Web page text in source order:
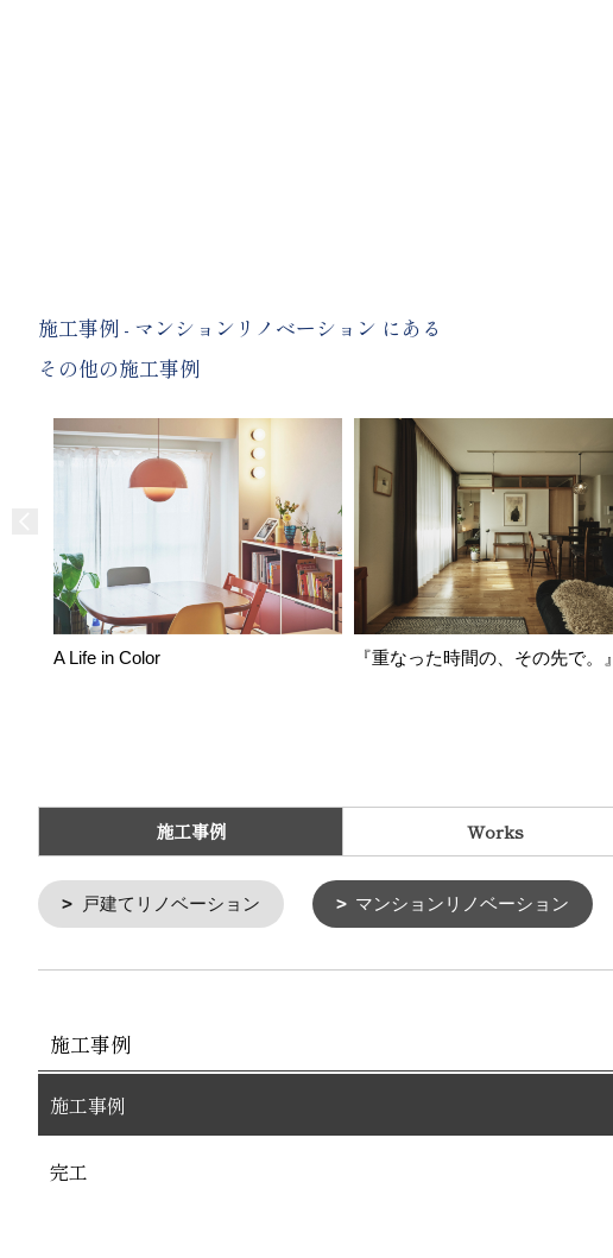
施工事例 - マンションリノベーション にある
その他の施工事例
A Life in Color 『重なった時間の、その先で。』
施工事例 Works
戸建てリノベーション マンションリノベーション
施工事例
施工事例
完工